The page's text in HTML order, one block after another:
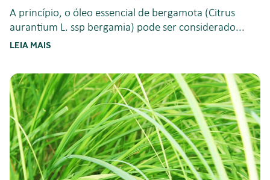
A princípio, o óleo essencial de bergamota (Citrus
aurantium L. ssp bergamia) pode ser considerado...
LEIA MAIS